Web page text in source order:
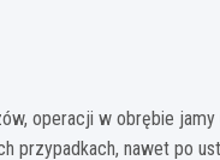
operacji w obrębie
przypadkach, nawet po